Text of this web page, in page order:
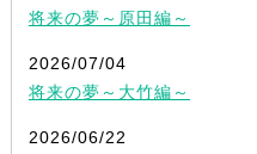
将来の夢～原田編～
2026/07/04
将来の夢～大竹編～
2026/06/22